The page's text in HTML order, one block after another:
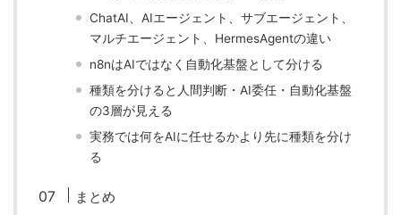
ChatAI、AIエージェント、サブエージェント、
マルチエージェント、HermesAgentの違い
n8nはAIではなく自動化基盤として分ける
種類を分けると人間判断・AI委任・自動化基盤
の3層が見える
実務では何をAIに任せるかより先に種類を分け
る
まとめ